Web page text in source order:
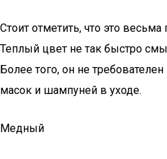
Стоит отметить, что это
Теплый цвет не так быстро
Более того, он не
масок и шампуней в уходе.
Медный